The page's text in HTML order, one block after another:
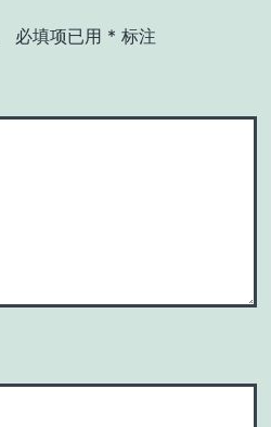
必填项已用 * 标注